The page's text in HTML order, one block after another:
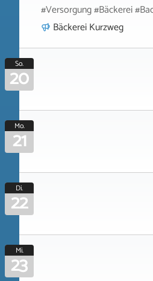
#Versorgung #Bäckerei
Bäckerei Kurzweg
So.
20
Mo.
21
Di.
22
Mi.
23